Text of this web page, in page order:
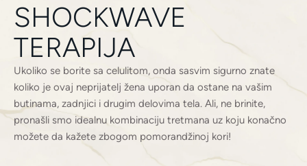
SHOCKWAVE
TERAPIJA
Ukoliko se borite sa celulitom, onda sasvim sigurno znate
koliko je ovaj neprijatelj žena uporan da ostane na vašim
butinama, zadnjici i drugim delovima tela. Ali, ne brinite,
pronašli smo idealnu kombinaciju tretmana uz koju konačno
možete da kažete zbogom pomorandžinoj kori!